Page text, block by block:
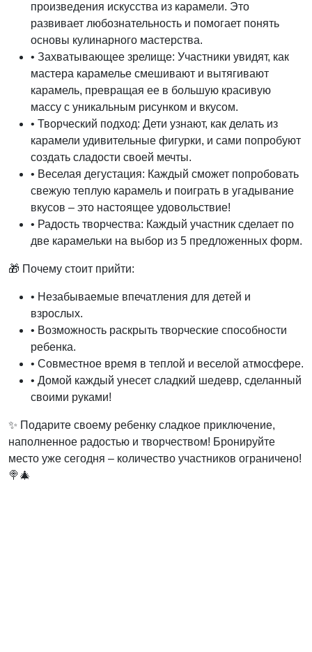
произведения искусства из карамели. Это
развивает любознательность и помогает понять
основы кулинарного мастерства.
• Захватывающее зрелище: Участники увидят, как
мастера карамелье смешивают и вытягивают
карамель, превращая ее в большую красивую
массу с уникальным рисунком и вкусом.
• Творческий подход: Дети узнают, как делать из
карамели удивительные фигурки, и сами попробуют
создать сладости своей мечты.
• Веселая дегустация: Каждый сможет попробовать
свежую теплую карамель и поиграть в угадывание
вкусов – это настоящее удовольствие!
• Радость творчества: Каждый участник сделает по
две карамельки на выбор из 5 предложенных форм.
🎁 Почему стоит прийти:
• Незабываемые впечатления для детей и
взрослых.
• Возможность раскрыть творческие способности
ребенка.
• Совместное время в теплой и веселой атмосфере.
• Домой каждый унесет сладкий шедевр, сделанный
своими руками!
✨ Подарите своему ребенку сладкое приключение,
наполненное радостью и творчеством! Бронируйте
место уже сегодня – количество участников ограничено!
🍭🎄